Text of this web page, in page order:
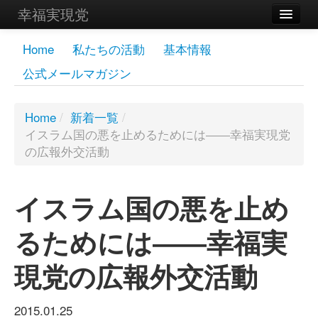
幸福実現党
メンバーズページ
党員
お問い合わせ
Home 私たちの活動
基本情報
公式メールマガジン
Home / 新着一覧 /
イスラム国の悪を止めるためには――幸福実現党
の広報外交活動
イスラム国の悪を止め
るためには――幸福実
現党の広報外交活動
2015.01.25